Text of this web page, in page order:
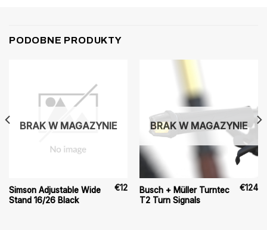
PODOBNE PRODUKTY
BRAK W MAGAZYNIE
Simson Adjustable Wide
Stand 16/26 Black
€12
BRAK W MAGAZYNIE
Busch + Müller Turntec
T2 Turn Signals
€124